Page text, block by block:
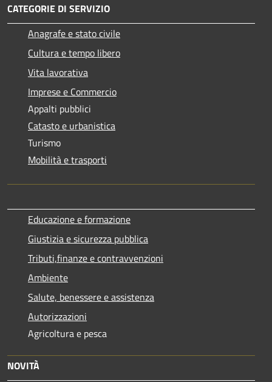
CATEGORIE DI SERVIZIO
Anagrafe e stato civile
Cultura e tempo libero
Vita lavorativa
Imprese e Commercio
Appalti pubblici
Catasto e urbanistica
Turismo
Mobilità e trasporti
Educazione e formazione
Giustizia e sicurezza pubblica
Tributi,finanze e contravvenzioni
Ambiente
Salute, benessere e assistenza
Autorizzazioni
Agricoltura e pesca
NOVITÀ